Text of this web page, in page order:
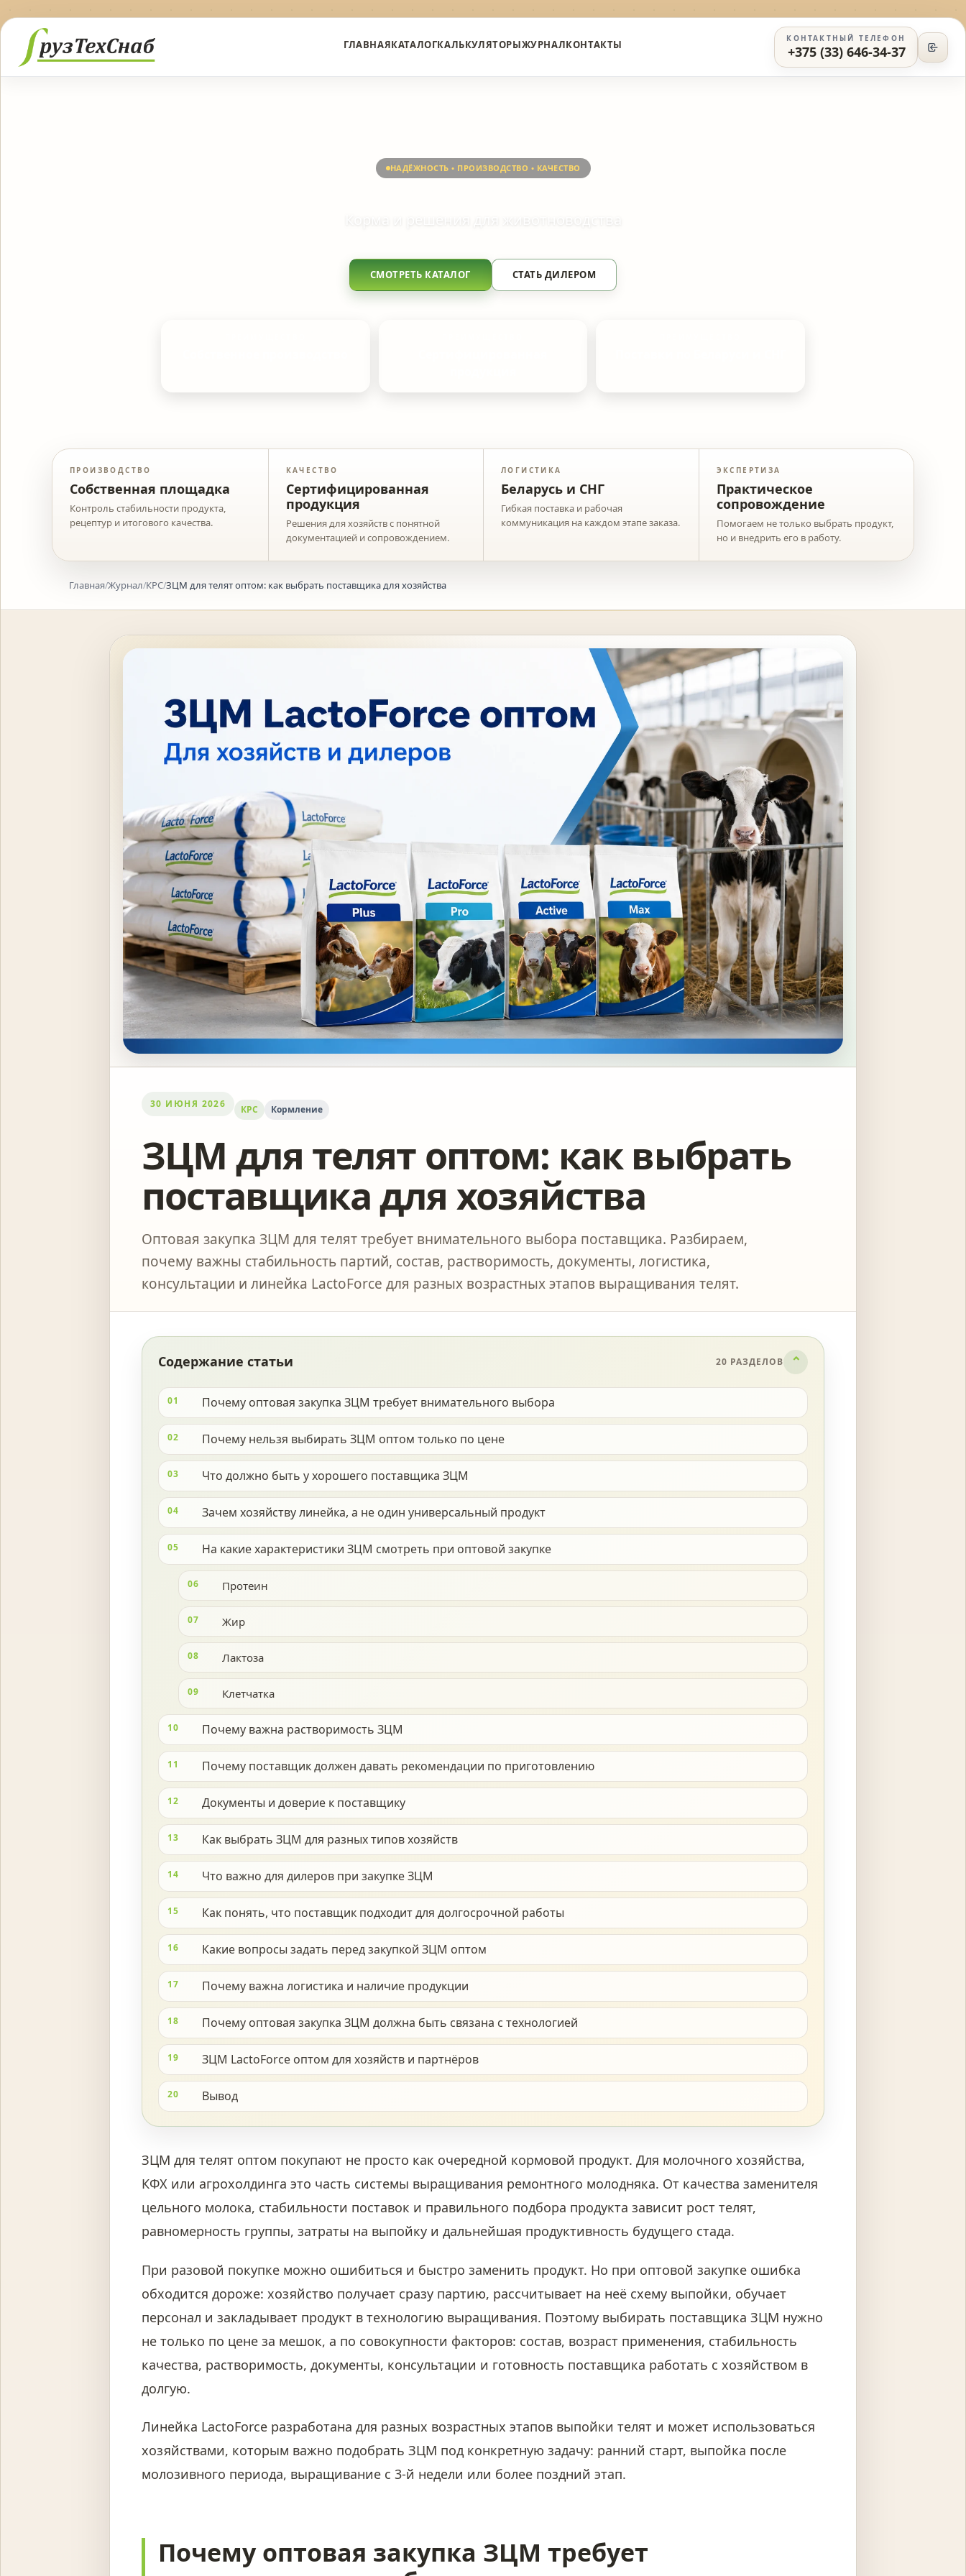
ГЛАВНАЯКАТАЛОГКАЛЬКУЛЯТОРЫЖУРНАЛКОНТАКТЫ КОНТАКТНЫЙ ТЕЛЕФОН
+375 (33) 646-34-37
НАДЁЖНОСТЬ • ПРОИЗВОДСТВО • КАЧЕСТВО
СМОТРЕТЬ КАТАЛОГ СТАТЬ ДИЛЕРОМ
ПРОИЗВОДСТВО
Собственная площадка
Контроль стабильности продукта,
рецептур и итогового качества.
КАЧЕСТВО
Сертифицированная
продукция
Решения для хозяйств с понятной
документацией и сопровождением.
ЛОГИСТИКА
Беларусь и СНГ
Гибкая поставка и рабочая
коммуникация на каждом этапе заказа.
ЭКСПЕРТИЗА
Практическое
сопровождение
Помогаем не только выбрать продукт,
но и внедрить его в работу.
Главная/Журнал/КРС/ЗЦМ для телят оптом: как выбрать поставщика для хозяйства
30 ИЮНЯ 2026 КРС Кормление
ЗЦМ для телят оптом: как выбрать
поставщика для хозяйства
Оптовая закупка ЗЦМ для телят требует внимательного выбора поставщика. Разбираем,
почему важны стабильность партий, состав, растворимость, документы, логистика,
консультации и линейка LactoForce для разных возрастных этапов выращивания телят.
Содержание статьи 20 РАЗДЕЛОВ
01 Почему оптовая закупка ЗЦМ требует внимательного выбора
02 Почему нельзя выбирать ЗЦМ оптом только по цене
03 Что должно быть у хорошего поставщика ЗЦМ
04 Зачем хозяйству линейка, а не один универсальный продукт
05 На какие характеристики ЗЦМ смотреть при оптовой закупке
06 Протеин
07 Жир
08 Лактоза
09 Клетчатка
10 Почему важна растворимость ЗЦМ
11 Почему поставщик должен давать рекомендации по приготовлению
12 Документы и доверие к поставщику
13 Как выбрать ЗЦМ для разных типов хозяйств
14 Что важно для дилеров при закупке ЗЦМ
15 Как понять, что поставщик подходит для долгосрочной работы
16 Какие вопросы задать перед закупкой ЗЦМ оптом
17 Почему важна логистика и наличие продукции
18 Почему оптовая закупка ЗЦМ должна быть связана с технологией
19 ЗЦМ LactoForce оптом для хозяйств и партнёров
20 Вывод
ЗЦМ для телят оптом покупают не просто как очередной кормовой продукт. Для молочного хозяйства,
КФХ или агрохолдинга это часть системы выращивания ремонтного молодняка. От качества заменителя
цельного молока, стабильности поставок и правильного подбора продукта зависит рост телят,
равномерность группы, затраты на выпойку и дальнейшая продуктивность будущего стада.
При разовой покупке можно ошибиться и быстро заменить продукт. Но при оптовой закупке ошибка
обходится дороже: хозяйство получает сразу партию, рассчитывает на неё схему выпойки, обучает
персонал и закладывает продукт в технологию выращивания. Поэтому выбирать поставщика ЗЦМ нужно
не только по цене за мешок, а по совокупности факторов: состав, возраст применения, стабильность
качества, растворимость, документы, консультации и готовность поставщика работать с хозяйством в
долгую.
Линейка LactoForce разработана для разных возрастных этапов выпойки телят и может использоваться
хозяйствами, которым важно подобрать ЗЦМ под конкретную задачу: ранний старт, выпойка после
молозивного периода, выращивание с 3-й недели или более поздний этап.
Почему оптовая закупка ЗЦМ требует